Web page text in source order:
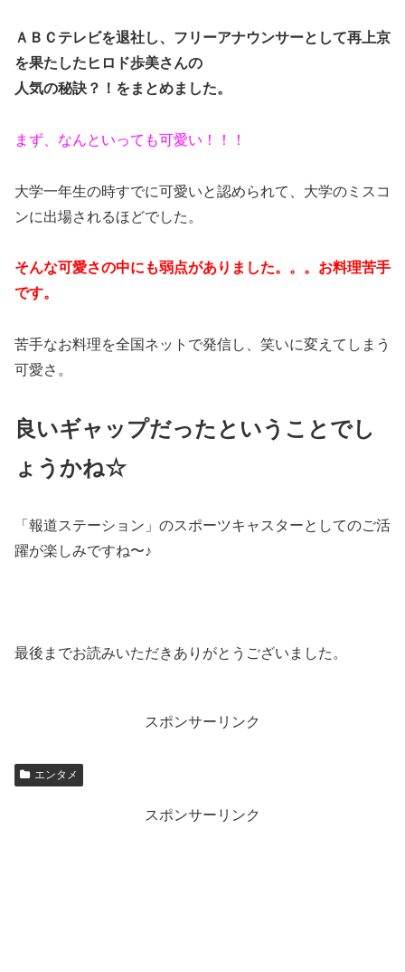
ＡＢＣテレビを退社し、フリーアナウンサーとして再上京
を果たしたヒロド歩美さんの
人気の秘訣？！をまとめました。
まず、なんといっても可愛い！！！
大学一年生の時すでに可愛いと認められて、大学のミスコ
ンに出場されるほどでした。
そんな可愛さの中にも弱点がありました。。。お料理苦手
です。
苦手なお料理を全国ネットで発信し、笑いに変えてしまう
可愛さ。
良いギャップだったということでし
ょうかね☆
「報道ステーション」のスポーツキャスターとしてのご活
躍が楽しみですね〜♪
最後までお読みいただきありがとうございました。
スポンサーリンク
エンタメ
スポンサーリンク